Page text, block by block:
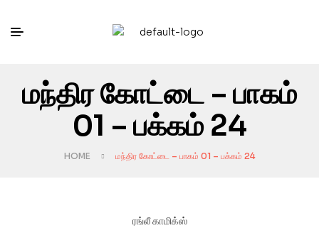
மந்திர கோட்டை – பாகம்
01 – பக்கம் 24
HOME மந்திர கோட்டை – பாகம் 01 – பக்கம் 24
ரங்லீ காமிக்ஸ்